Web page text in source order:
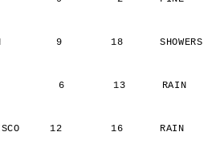
9        18      SHOWERS
6        13      RAIN
12        16      RAIN